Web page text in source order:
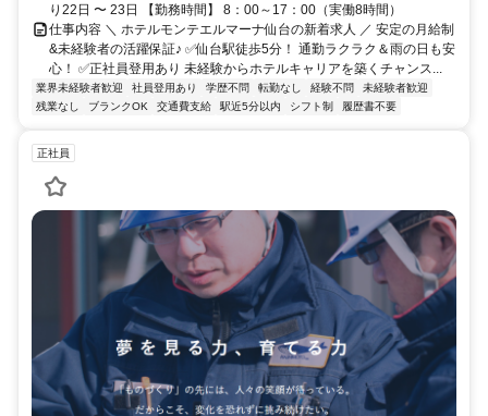
り22日 〜 23日 【勤務時間】 8：00～17：00（実働8時間）
仕事内容 ＼ ホテルモンテエルマーナ仙台の新着求人 ／ 安定の月給制
&未経験者の活躍保証♪ ✅仙台駅徒歩5分！ 通勤ラクラク＆雨の日も安
心！ ✅正社員登用あり 未経験からホテルキャリアを築くチャンス...
業界未経験者歓迎 社員登用あり 学歴不問 転勤なし 経験不問
未経験者歓迎
残業なし
ブランクOK 交通費支給 駅近5分以内 シフト制 履歴書不要
正社員